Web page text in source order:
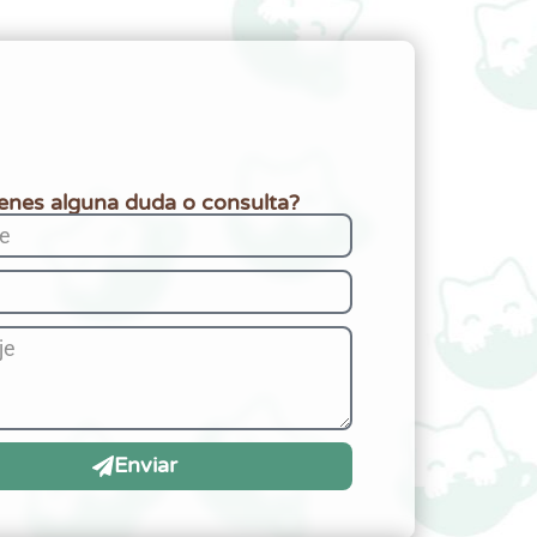
alguna duda o consulta?
Enviar